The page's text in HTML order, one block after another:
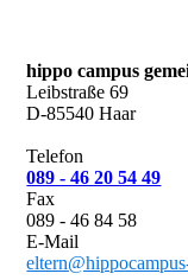
hippo campus
Leibstraße 69
D-85540 Haar
Telefon
089 - 46 20 54 49
Fax
089 - 46 84 58
E-Mail